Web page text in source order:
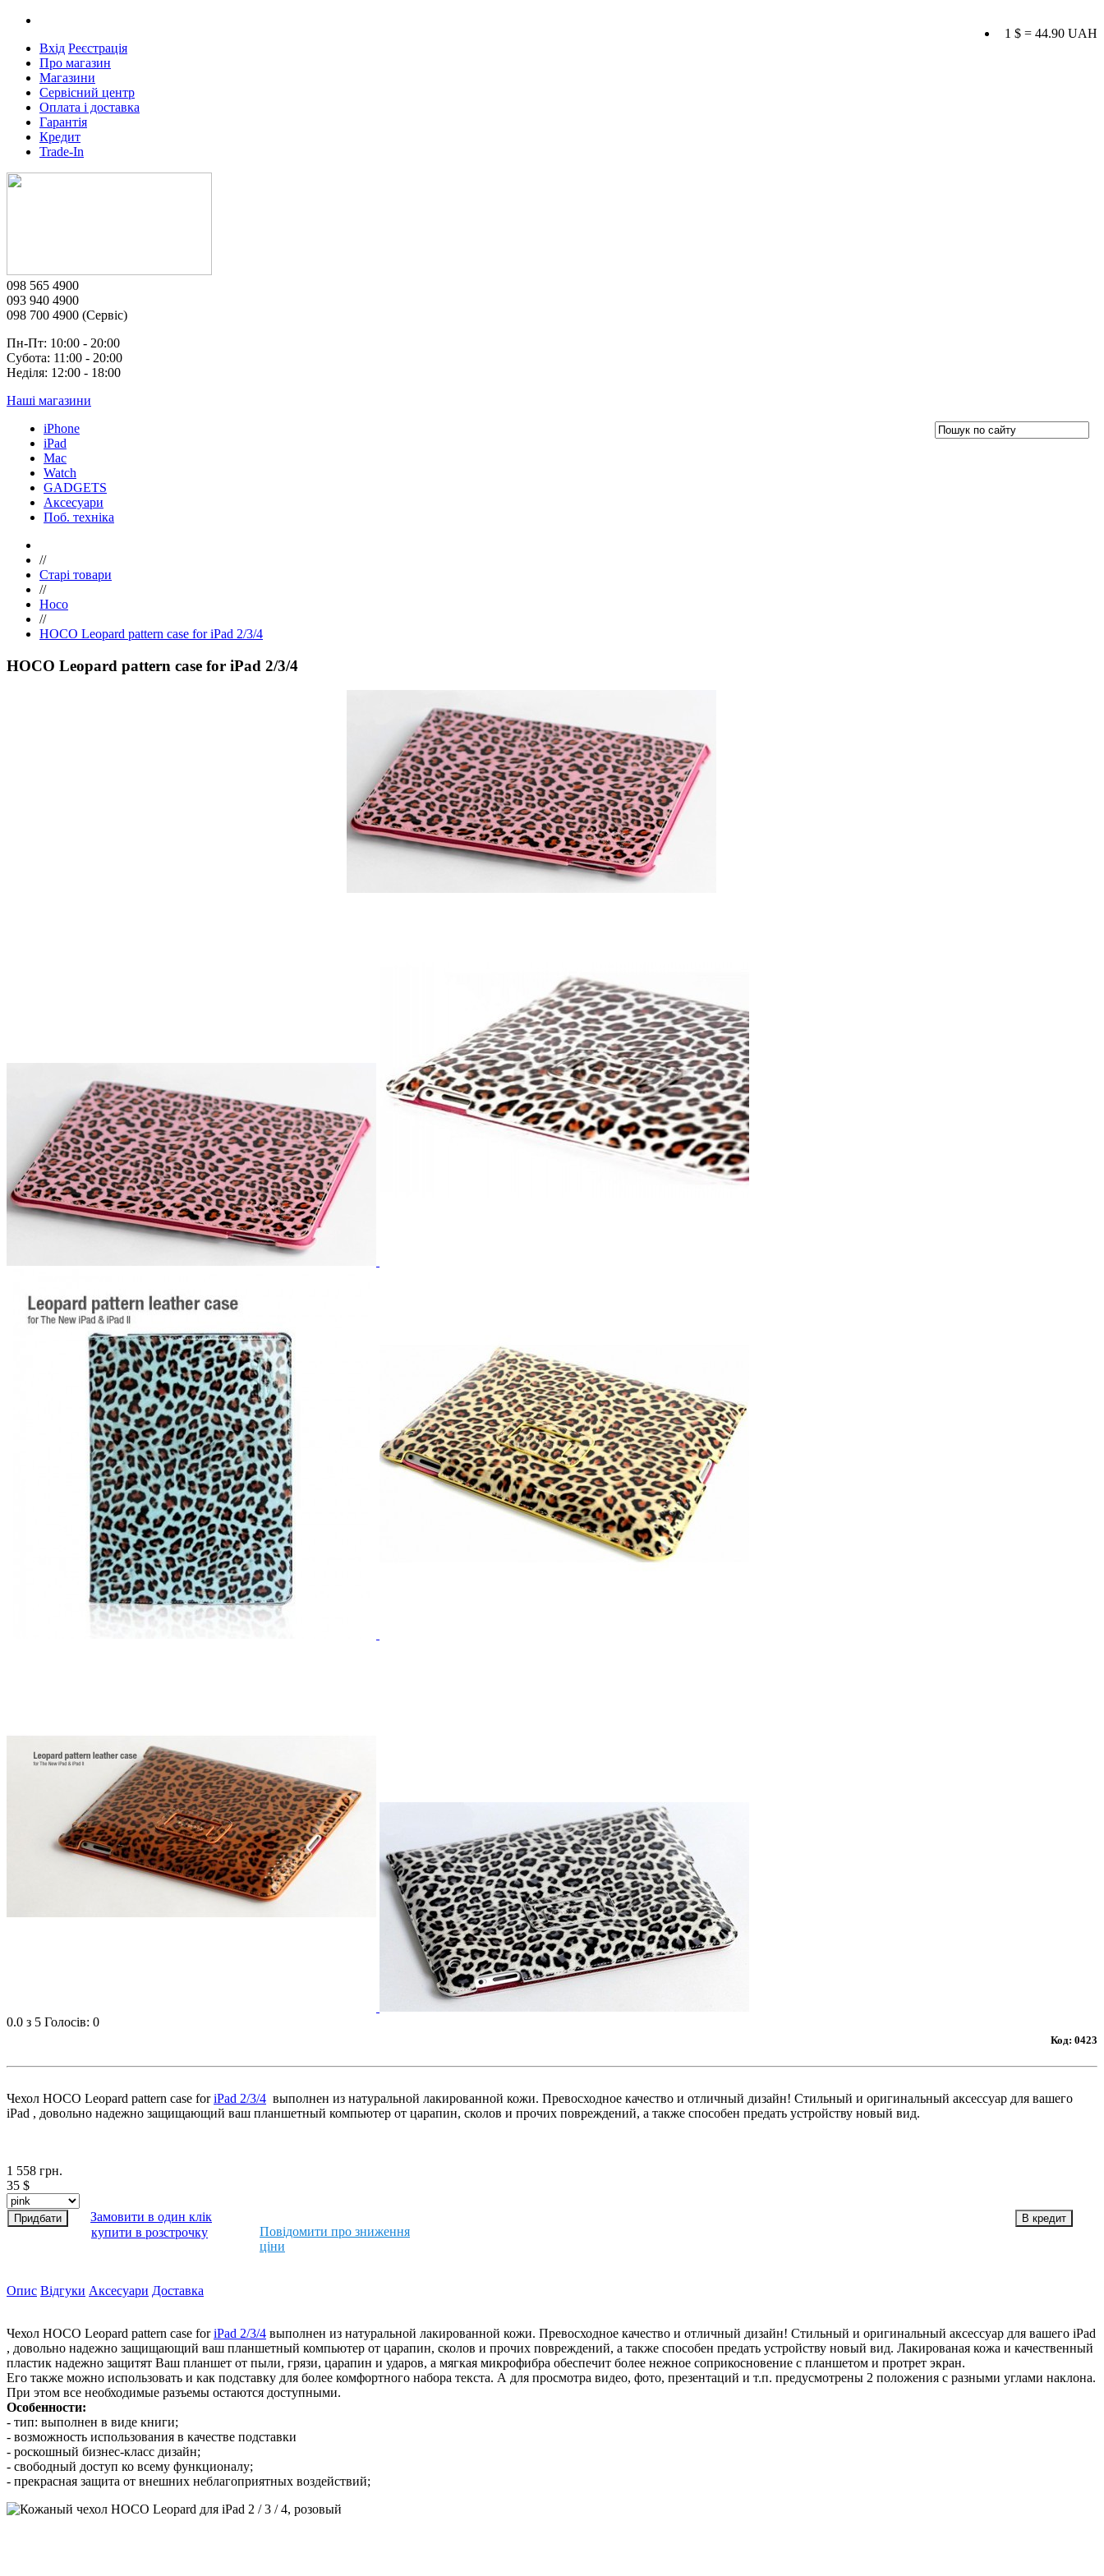
1 $ = 44.90 UAH
Вхід Реєстрація
Про магазин
Магазини
Сервісний центр
Оплата і доставка
Гарантія
Кредит
Trade-In
098 565 4900
093 940 4900
098 700 4900 (Сервіс)
Пн-Пт: 10:00 - 20:00
Субота: 11:00 - 20:00
Неділя: 12:00 - 18:00
Наші магазини
iPhone
iPad
Mac
Watch
GADGETS
Аксесуари
Поб. техніка
//
Старі товари
//
Hoco
//
HOCO Leopard pattern case for iPad 2/3/4
HOCO Leopard pattern case for iPad 2/3/4
0.0 з 5 Голосів: 0
Код: 0423
Чехол HOCO Leopard pattern case foriPad 2/3/4 выполнен из натуральной лакированной кожи. Превосходное качество и отличный дизайн! Cтильный и оригинальный аксессуар для вашего
iPad , довольно надежно защищающий ваш планшетный компьютер от царапин, сколов и прочих повреждений, а также способен предать устройству новый вид.
1 558 грн.
35 $
Замовити в один клік
купити в розстрочку
Повідомити про зниження
ціни
Опис Відгуки Аксесуари Доставка
Чехол HOCO Leopard pattern case foriPad 2/3/4 выполнен из натуральной лакированной кожи. Превосходное качество и отличный дизайн! Cтильный и оригинальный аксессуар для вашего iPad
, довольно надежно защищающий ваш планшетный компьютер от царапин, сколов и прочих повреждений, а также способен предать устройству новый вид. Лакированая кожа и качественный
пластик надежно защитят Ваш планшет от пыли, грязи, царапин и ударов, а мягкая микрофибра обеспечит более нежное соприкосновение с планшетом и протрет экран.
Его также можно использовать и как подставку для более комфортного набора текста. А для просмотра видео, фото, презентаций и т.п. предусмотрены 2 положения с разными углами наклона.
При этом все необходимые разъемы остаются доступными.
Особенности:
- тип: выполнен в виде книги;
- возможность использования в качестве подставки
- роскошный бизнес-класс дизайн;
- свободный доступ ко всему функционалу;
- прекрасная защита от внешних неблагоприятных воздействий;